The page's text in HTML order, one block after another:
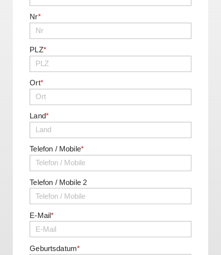
Nr*
PLZ*
Ort*
Land*
Telefon / Mobile*
Telefon / Mobile 2
E-Mail*
Geburtsdatum*